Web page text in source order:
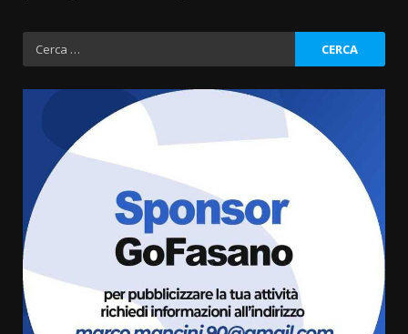
Ricerca
per:
Politiche Giovanili e Mobilità
Sostenibile: premiati gli studenti
universitari del bando “La strada
giusta”
8 Agosto 2026 07:15